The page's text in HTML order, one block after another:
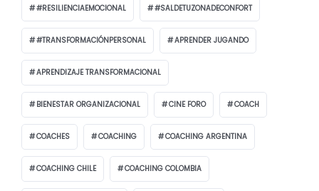
#RESILIENCIAEMOCIONAL #SALDETUZONADECONFORT
#TRANSFORMACIÓNPERSONAL APRENDER JUGANDO
APRENDIZAJE TRANSFORMACIONAL
BIENESTAR ORGANIZACIONAL CINE FORO COACH
COACHES COACHING COACHING ARGENTINA
COACHING CHILE COACHING COLOMBIA